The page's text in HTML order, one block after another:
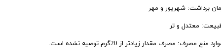
برداشت: شهریور و مهر
معتدل و تر
منع مصرف: مصرف مقدار زیادتر از 20گرم توصیه نشده است.